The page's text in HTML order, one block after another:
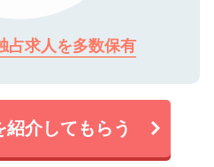
占求人を多数保有
介してもらう